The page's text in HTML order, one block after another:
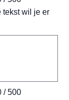
tekst wil je er
/ 500